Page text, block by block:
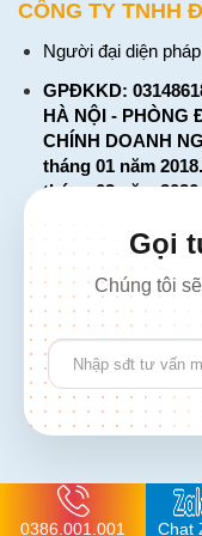
CÔNG TY TNHH
Người đại diện
GPĐKKD:
HÀ NỘI - PHÒNG
CHÍNH DOANH
tháng 01 năm
tháng 03 năm 2026
226 Đường Láng,
137 Đường Hòa
Minh
Hotline: 1900 2106
Email:
0386.001.001 Chat
Gọi
Chúng tôi